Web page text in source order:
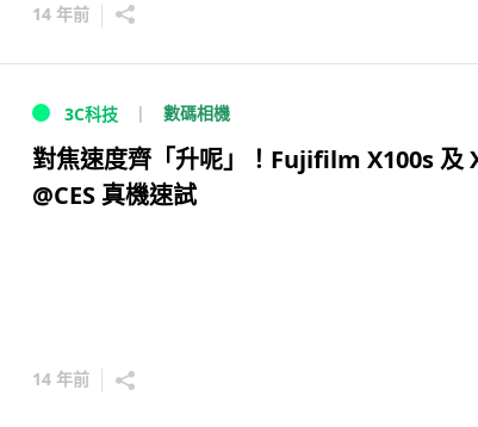
14 年前
3C科技 數碼相機
對焦速度齊「升呢」！Fujifilm X100s 及
@CES 真機速試
14 年前